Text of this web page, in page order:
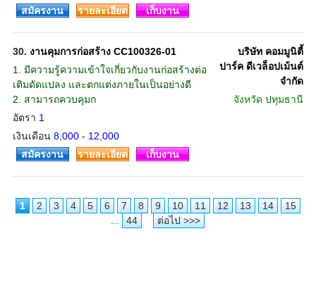
สมัครงาน รายละเอียด เก็บงาน
30. งานคุมการก่อสร้าง CC100326-01
1. มีความรู้ความเข้าใจเกี่ยวกับงานก่อสร้างต่อ
เติมดัดแปลง และตกแต่งภายในเป็นอย่างดี
2. สามารถควบคุมก
อัตรา 1
เงินเดือน 8,000 - 12,000
บริษัท คอมมูนิตี้
ปาร์ค ดีเวล็อปเม้นต์
จำกัด
จังหวัด ปทุมธานี
สมัครงาน รายละเอียด เก็บงาน
1 2 3 4 5 6 7 8 9 10 11 12 13 14
15
44 ต่อไป >>>